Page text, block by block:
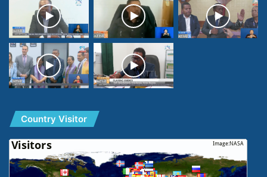
Country Visitor